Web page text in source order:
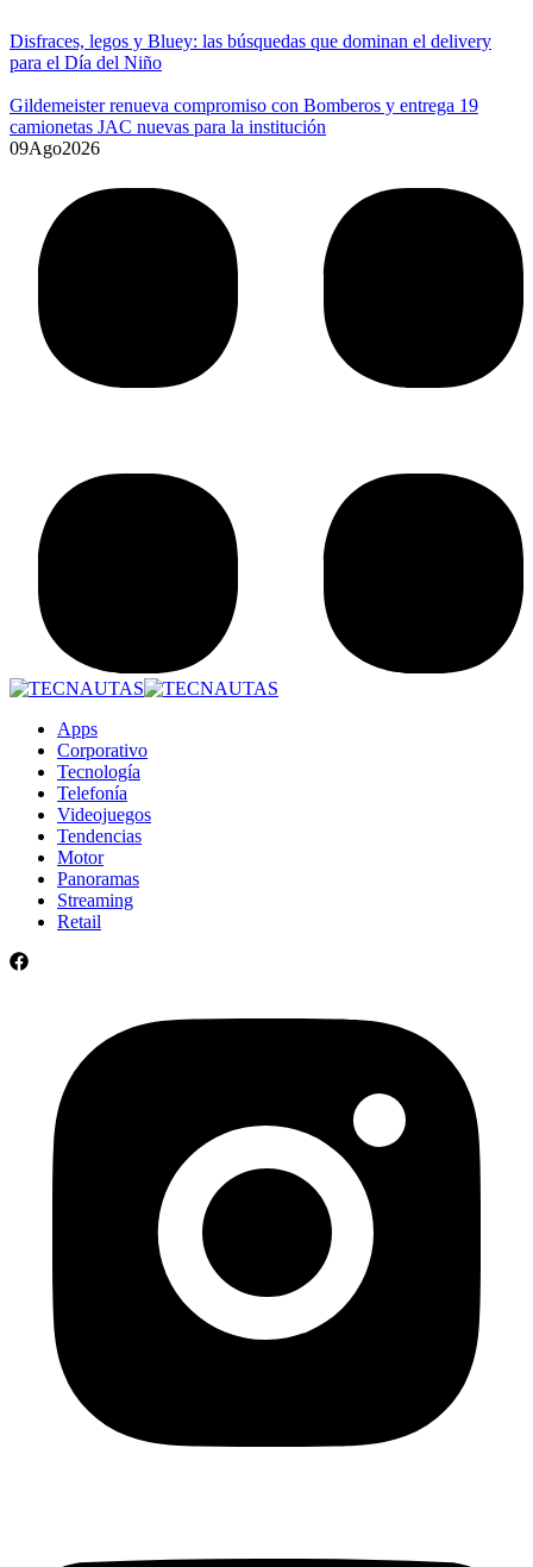
Disfraces, legos y Bluey: las búsquedas que dominan el delivery
para el Día del Niño
Gildemeister renueva compromiso con Bomberos y entrega 19
camionetas JAC nuevas para la institución
09Ago2026
Apps
Corporativo
Tecnología
Telefonía
Videojuegos
Tendencias
Motor
Panoramas
Streaming
Retail